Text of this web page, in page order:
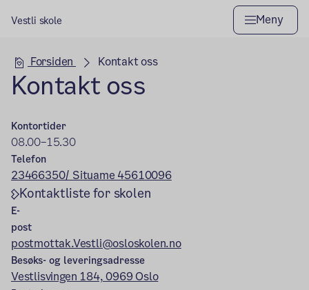
Vestli skole Meny
Hovedseksjon
Forsiden Kontakt oss
Kontakt oss
Kontortider
08.00–15.30
Telefon
23466350/ Situame 45610096
Kontaktliste for skolen
E-
post
postmottak.Vestli@osloskolen.no
Besøks- og leveringsadresse
Vestlisvingen 184, 0969 Oslo